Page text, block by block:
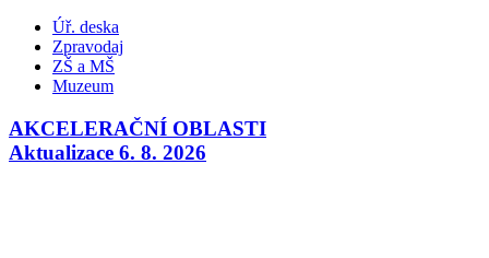
Úř. deska
Zpravodaj
ZŠ a MŠ
Muzeum
AKCELERAČNÍ OBLASTI
Aktualizace 6. 8. 2026